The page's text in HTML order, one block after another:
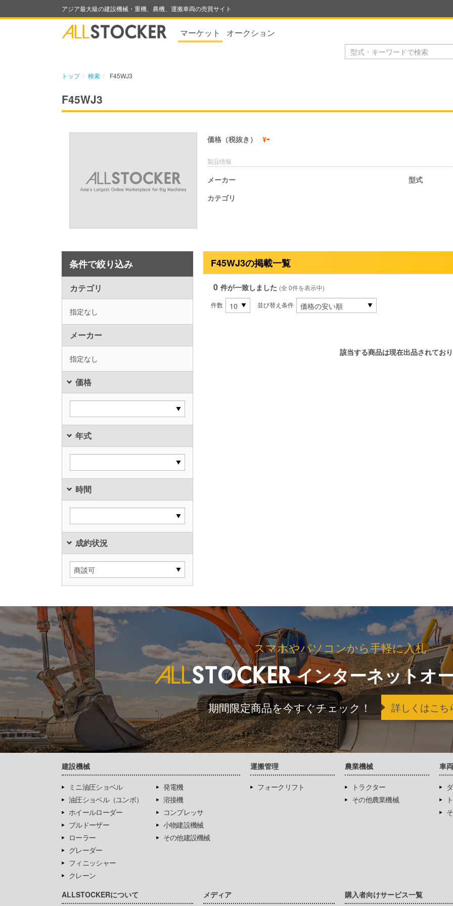
アジア最大級の建設機械・重機、農機、運搬車両の売買サイト
マーケット オークション
トップ 検索 F45WJ3
F45WJ3
価格（税抜き） ¥-
製品情報
メーカー
カテゴリ
型式
条件で絞り込み
カテゴリ
指定なし
メーカー
指定なし
価格
年式
時間
成約状況
F45WJ3の掲載一覧
0 件が一致しました (全 0件を表示中)
件数
並び替え条件
該当する商品は現在出品されてお
スマホやパソコンから手軽に入札
インターネットオ
期間限定商品を今すぐチェック！ 詳しくはこち
建設機械
ミニ油圧ショベル
油圧ショベル（ユンボ）
ホイールローダー
ブルドーザー
ローラー
グレーダー
フィニッシャー
クレーン
発電機
溶接機
コンプレッサ
小物建設機械
その他建設機械
運搬管理
フォークリフト
農業機械
トラクター
その他農業機械
車両
ALLSTOCKERについて メディア 購入者向けサービス一覧